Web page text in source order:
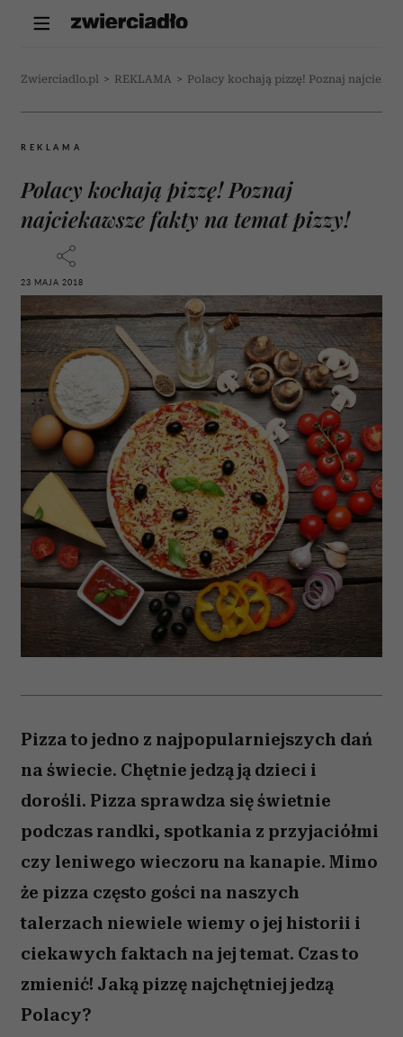
Zwierciadlo.pl > REKLAMA > Polacy kochają pizzę! Poznaj
REKLAMA
Polacy kochają pizzę! Poznaj
najciekawsze fakty na temat pizzy!
23 MAJA 2018
Pizza to jedno z najpopularniejszych dań
na świecie. Chętnie jedzą ją dzieci i
dorośli. Pizza sprawdza się świetnie
podczas randki, spotkania z przyjaciółmi
czy leniwego wieczoru na kanapie. Mimo
że pizza często gości na naszych
talerzach niewiele wiemy o jej historii i
ciekawych faktach na jej temat. Czas to
zmienić! Jaką pizzę najchętniej jedzą
Polacy?